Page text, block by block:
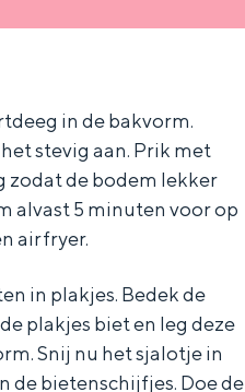
in de bakvorm.
stevig aan. Prik met
zodat de bodem lekker
alvast 5 minuten voor op
airfryer.
in plakjes. Bedek de
plakjes biet en leg deze
Snij nu het sjalotje in
de bietenschijfjes. Doe de